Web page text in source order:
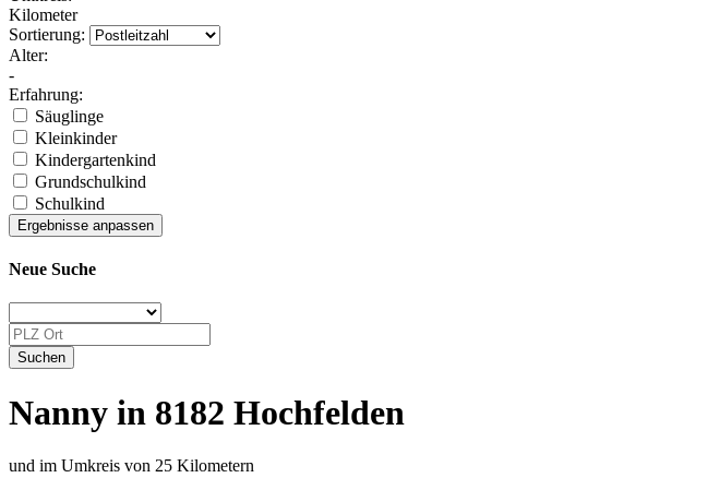
Kilometer
Sortierung:
Alter:
-
Erfahrung:
Säuglinge
Kleinkinder
Kindergartenkind
Grundschulkind
Schulkind
Neue Suche
Nanny in 8182 Hochfelden
und im Umkreis von 25 Kilometern